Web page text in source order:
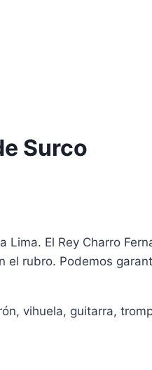
Surco
El Rey Charro
rubro. Podemos
vihuela, guitarra,